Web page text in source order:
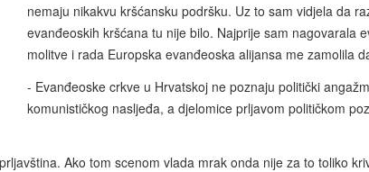
nemaju nikakvu kršćansku podršku. Uz to sam vidjela da
evanđeoskih kršćana tu nije bilo. Najprije sam nagovarala
molitve i rada Europska evanđeoska alijansa me zamolila
- Evanđeoske crkve u Hrvatskoj ne poznaju politički
komunističkog nasljeđa, a djelomice prljavom političkom
Ako tom scenom vlada mrak onda nije za to toliko